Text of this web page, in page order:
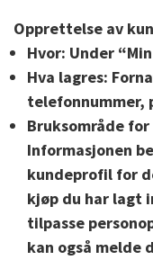
Opprettelse av
Hvor: Under
Hva lagres:
telefonnummer,
Bruksområde
Informasjonen
kundeprofil for
kjøp du har lagt
tilpasse
kan også melde